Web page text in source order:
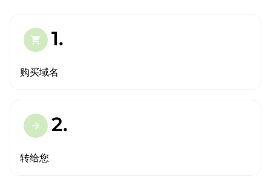
shopping_cart 1.
购买域名
arrow_forward 2.
转给您